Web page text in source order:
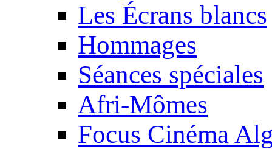
Les Écrans blancs
Hommages
Séances spéciales
Afri-Mômes
Focus Cinéma